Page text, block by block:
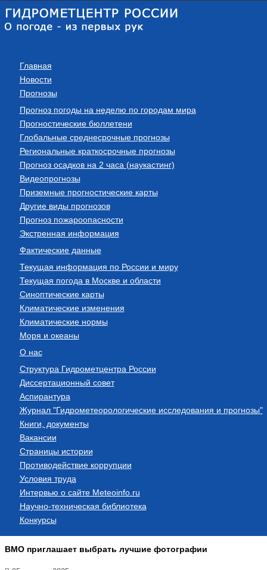
Главная
Новости
Прогнозы
Прогноз погоды на неделю по городам мира
Прогностические бюллетени
Глобальные среднесрочные прогнозы
Региональные краткосрочные прогнозы
Прогноз осадков на 2 часа (наукастинг)
Видеопрогнозы
Приземные прогностические карты
Другие виды прогнозов
Прогноз пожароопасности
Экстренная информация
Фактические данные
Текущая информация по России и миру
Текущая погода в Москве и области
Синоптические карты
Климатические изменения
Климатические нормы
Моря и океаны
О нас
Структура Гидрометцентра России
Диссертационный совет
Аспирантура
Журнал "Гидрометеорологические исследования и прогнозы"
Книги, документы
Вакансии
Страницы истории
Противодействие коррупции
Условия труда
Интервью о сайте Meteoinfo.ru
Научно-техническая библиотека
Конкурсы
ВМО приглашает выбрать лучшие фотографии